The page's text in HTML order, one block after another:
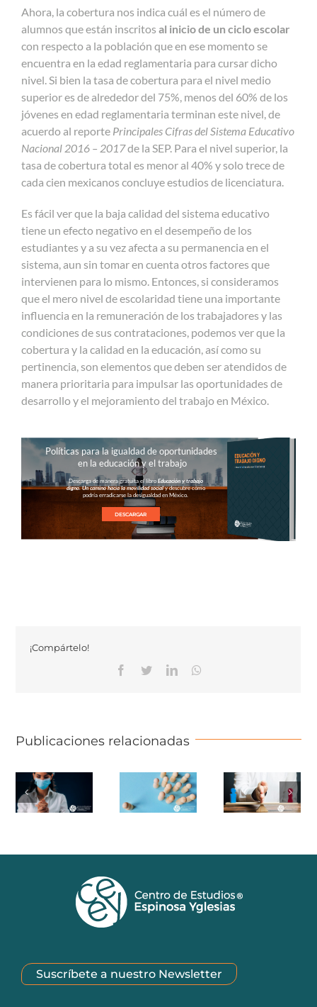
Ahora, la cobertura nos indica cuál es el número de
alumnos que están inscritos al inicio de un ciclo escolar
con respecto a la población que en ese momento se
encuentra en la edad reglamentaria para cursar dicho
nivel. Si bien la tasa de cobertura para el nivel medio
superior es de alrededor del 75%, menos del 60% de los
jóvenes en edad reglamentaria terminan este nivel, de
acuerdo al reporte Principales Cifras del Sistema Educativo
Nacional 2016 – 2017de la SEP. Para el nivel superior, la
tasa de cobertura total es menor al 40% y solo trece de
cada cien mexicanos concluye estudios de licenciatura.
Es fácil ver que la baja calidad del sistema educativo
tiene un efecto negativo en el desempeño de los
estudiantes y a su vez afecta a su permanencia en el
sistema, aun sin tomar en cuenta otros factores que
intervienen para lo mismo. Entonces, si consideramos
que el mero nivel de escolaridad tiene una importante
influencia en la remuneración de los trabajadores y las
condiciones de sus contrataciones, podemos ver que la
cobertura y la calidad en la educación, así como su
pertinencia, son elementos que deben ser atendidos de
manera prioritaria para impulsar las oportunidades de
desarrollo y el mejoramiento del trabajo en México.
en la educación y el trabajo
Políticas para la igualdad de oportunidades
Descarga de manera gratuita el libroEducación y trabajo
digno. Un camino hacia la movilidad socialy descubre cómo
podría erradicarse la desigualdad en México.
DESCARGAR
¡Compártelo!
Facebook
TwitterLinkedinWhatsapp
Publicaciones relacionadas
Suscríbete a nuestro Newsletter